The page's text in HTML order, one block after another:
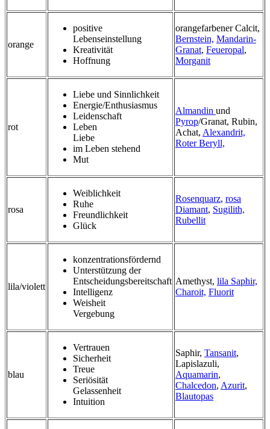
orange
positive
Lebenseinstellung
Kreativität
Hoffnung
orangefarbener Calcit,
Bernstein, Mandarin-
Granat, Feueropal,
Morganit
rot
Liebe und Sinnlichkeit
Energie/Enthusiasmus
Leidenschaft
Leben
Liebe
im Leben stehend
Mut
Almandin und
Pyrop/Granat, Rubin,
Achat, Alexandrit,
Roter Beryll,
rosa
Weiblichkeit
Ruhe
Freundlichkeit
Glück
Rosenquarz, rosa
Diamant, Sugilith,
Rubellit
lila/violett
konzentrationsfördernd
Unterstützung der
Entscheidungsbereitschaft
Intelligenz
Weisheit
Vergebung
Amethyst, lila Saphir,
Charoit, Fluorit
blau
Vertrauen
Sicherheit
Treue
Seriösität
Gelassenheit
Intuition
Saphir, Tansanit,
Lapislazuli,
Aquamarin,
Chalcedon, Azurit,
Blautopas